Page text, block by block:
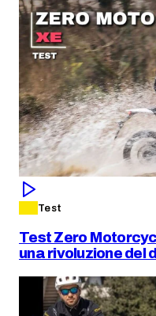
Test
Test Zero
una rivoluzione del